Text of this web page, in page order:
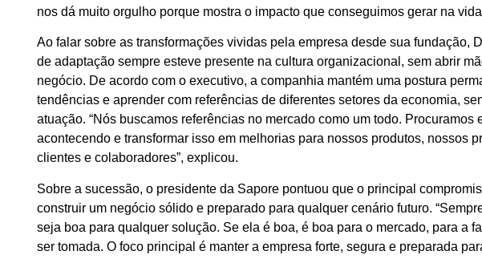
nos dá muito orgulho porque mostra o impacto que conseguimos gerar na
Ao falar sobre as transformações vividas pela empresa desde sua fundação,
de adaptação sempre esteve presente na cultura organizacional, sem abrir
negócio. De acordo com o executivo, a companhia mantém uma postura
tendências e aprender com referências de diferentes setores da economia,
atuação. “Nós buscamos referências no mercado como um todo. Procuramos
acontecendo e transformar isso em melhorias para nossos produtos, nossos
clientes e colaboradores”, explicou.
Sobre a sucessão, o presidente da Sapore pontuou que o principal
construir um negócio sólido e preparado para qualquer cenário futuro.
seja boa para qualquer solução. Se ela é boa, é boa para o mercado, para a
ser tomada. O foco principal é manter a empresa forte, segura e preparada